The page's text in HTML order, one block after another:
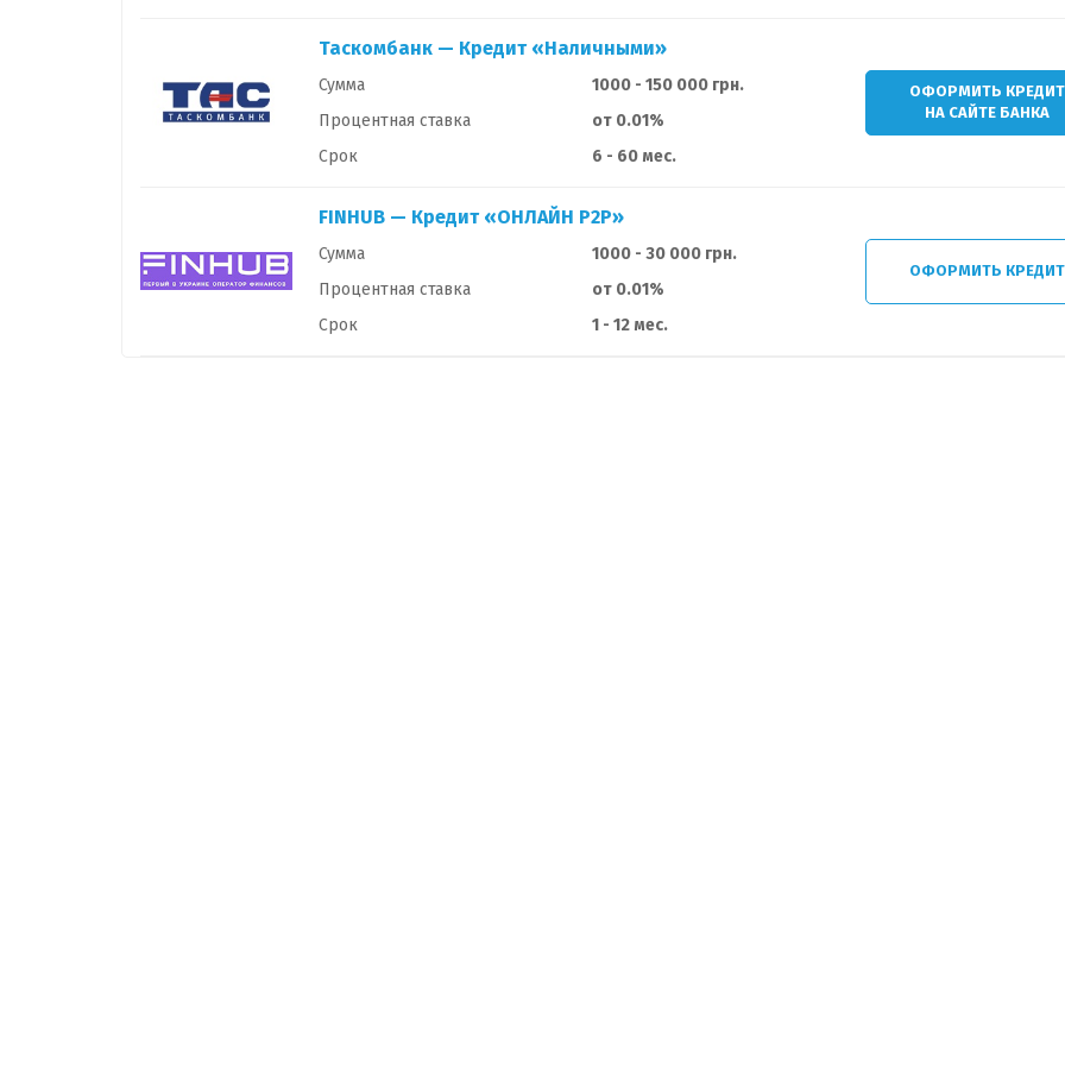
Таскомбанк — Кредит «Наличными»
Сумма
1000 - 150 000 грн.
Процентная ставка
от 0.01%
Срок
6 - 60 мес.
ОФОРМИТЬ КРЕДИТ
НА САЙТЕ БАНКА
FINHUB — Кредит «ОНЛАЙН Р2Р»
Сумма
1000 - 30 000 грн.
Процентная ставка
от 0.01%
Срок
1 - 12 мес.
ОФОРМИТЬ КРЕДИТ